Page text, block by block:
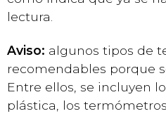
lectura.
Aviso: algunos tipos de
recomendables porque
Entre ellos, se incluyen
plástica, los